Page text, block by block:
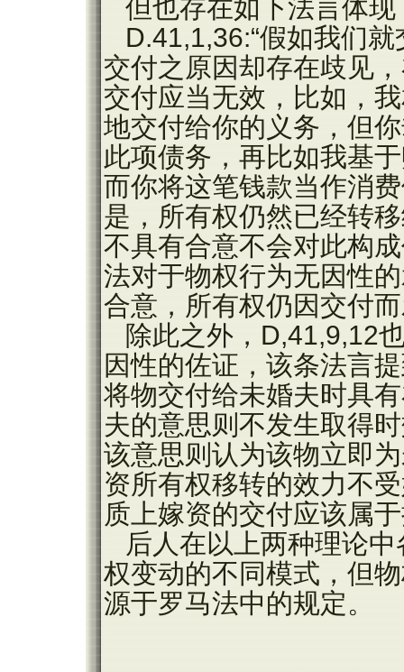
但也存在如下法言体
D.41,1,36:“假如我们
交付之原因却存在歧见
交付应当无效，比如，
地交付给你的义务，但
此项债务，再比如我基
而你将这笔钱款当作消
是，所有权仍然已经转
不具有合意不会对此构
法对于物权行为无因性
合意，所有权仍因交付
除此之外，D,41,9,12
因性的佐证，该条法言
将物交付给未婚夫时具
夫的意思则不发生取得
该意思则认为该物立即
资所有权移转的效力不
质上嫁资的交付应该属
后人在以上两种理论
权变动的不同模式，但
源于罗马法中的规定。